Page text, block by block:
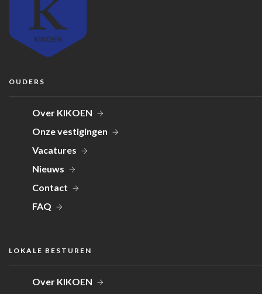
OUDERS
Over KIKOEN
Onze vestigingen
Vacatures
Nieuws
Contact
FAQ
LOKALE BESTUREN
Over KIKOEN